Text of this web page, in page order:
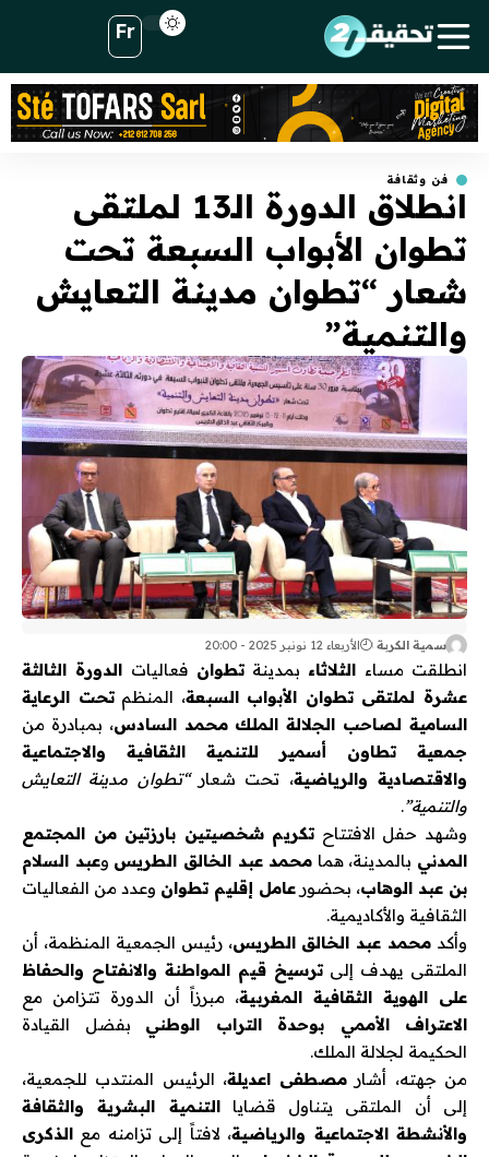
Fr
فن وثقافة
انطلاق الدورة الـ13 لملتقى
تطوان الأبواب السبعة تحت
شعار “تطوان مدينة التعايش
والتنمية”
سمية الكربة الأربعاء 12 نونبر 2025 - 20:00
انطلقت مساء الثلاثاء بمدينةتطوان فعاليات الدورة الثالثة
عشرة لملتقى تطوان الأبواب السبعة، المنظمتحت الرعاية
السامية لصاحب الجلالة الملك محمد السادس، بمبادرة من
جمعية تطاون أسمير للتنمية الثقافية والاجتماعية
والاقتصادية والرياضية، تحت شعار“تطوان مدينة التعايش
والتنمية”.
وشهد حفل الافتتاحتكريم شخصيتين بارزتين من المجتمع
المدني بالمدينة، هما محمد عبد الخالق الطريس وعبد السلام
بن عبد الوهاب، بحضور عامل إقليم تطوان وعدد من الفعاليات
الثقافية والأكاديمية.
وأكد محمد عبد الخالق الطريس، رئيس الجمعية المنظمة، أن
الملتقى يهدف إلىترسيخ قيم المواطنة والانفتاح والحفاظ
على الهوية الثقافية المغربية، مبرزاً أن الدورة تتزامن مع
الاعتراف الأممي بوحدة التراب الوطني بفضل القيادة
الحكيمة لجلالة الملك.
من جهته، أشار مصطفى اعديلة، الرئيس المنتدب للجمعية،
إلى أن الملتقى يتناول قضاياالتنمية البشرية والثقافة
والأنشطة الاجتماعية والرياضية، لافتاً إلى تزامنه مع الذكرى